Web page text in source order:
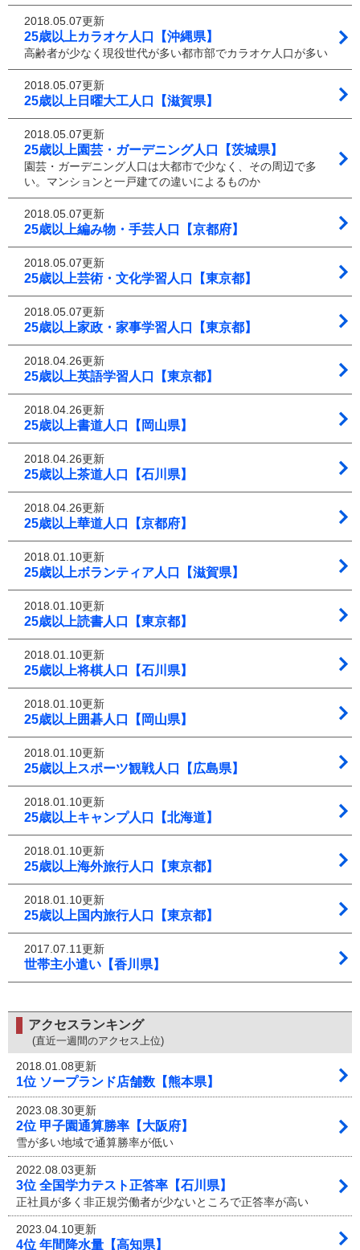
2018.05.07更新
25歳以上カラオケ人口【沖縄県】
高齢者が少なく現役世代が多い都市部でカラオケ人口が多い
2018.05.07更新
25歳以上日曜大工人口【滋賀県】
2018.05.07更新
25歳以上園芸・ガーデニング人口【茨城県】
園芸・ガーデニング人口は大都市で少なく、その周辺で多
い。マンションと一戸建ての違いによるものか
2018.05.07更新
25歳以上編み物・手芸人口【京都府】
2018.05.07更新
25歳以上芸術・文化学習人口【東京都】
2018.05.07更新
25歳以上家政・家事学習人口【東京都】
2018.04.26更新
25歳以上英語学習人口【東京都】
2018.04.26更新
25歳以上書道人口【岡山県】
2018.04.26更新
25歳以上茶道人口【石川県】
2018.04.26更新
25歳以上華道人口【京都府】
2018.01.10更新
25歳以上ボランティア人口【滋賀県】
2018.01.10更新
25歳以上読書人口【東京都】
2018.01.10更新
25歳以上将棋人口【石川県】
2018.01.10更新
25歳以上囲碁人口【岡山県】
2018.01.10更新
25歳以上スポーツ観戦人口【広島県】
2018.01.10更新
25歳以上キャンプ人口【北海道】
2018.01.10更新
25歳以上海外旅行人口【東京都】
2018.01.10更新
25歳以上国内旅行人口【東京都】
2017.07.11更新
世帯主小遣い【香川県】
アクセスランキング
(直近一週間のアクセス上位)
2018.01.08更新
1位 ソープランド店舗数【熊本県】
2023.08.30更新
2位 甲子園通算勝率【大阪府】
雪が多い地域で通算勝率が低い
2022.08.03更新
3位 全国学力テスト正答率【石川県】
正社員が多く非正規労働者が少ないところで正答率が高い
2023.04.10更新
4位 年間降水量【高知県】